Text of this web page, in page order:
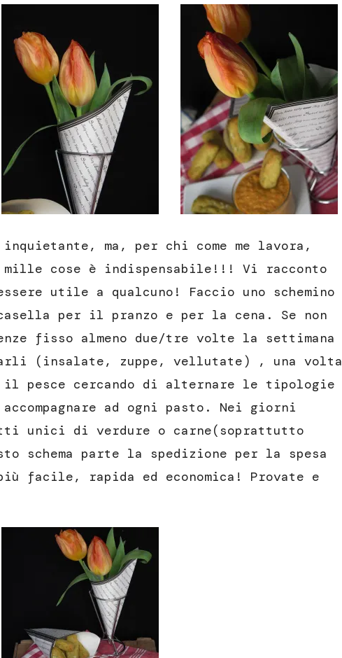
inquietante, ma, per chi come me lavora,
cose è indispensabile!!! Vi racconto
utile a qualcuno! Faccio uno schemino
per il pranzo e per la cena. Se non
fisso almeno due/tre volte la settimana
(insalate, zuppe, vellutate) , una volta
il pesce cercando di alternare le tipologie
ad ogni pasto. Nei giorni
unici di verdure o carne(soprattutto
schema parte la spedizione per la spesa
facile, rapida ed economica! Provate e